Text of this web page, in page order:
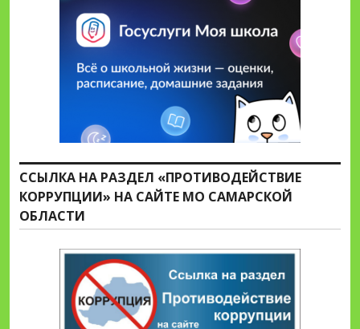
ССЫЛКА НА РАЗДЕЛ «ПРОТИВОДЕЙСТВИЕ
КОРРУПЦИИ» НА САЙТЕ МО САМАРСКОЙ
ОБЛАСТИ